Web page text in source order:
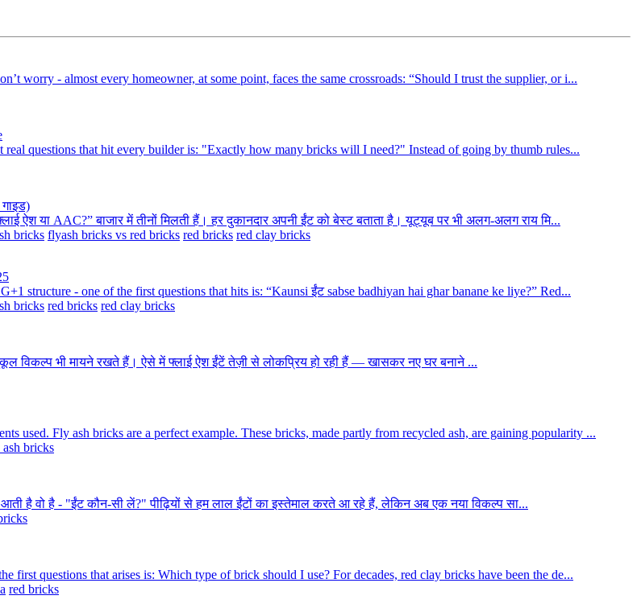
worry - almost every homeowner, at some point, faces the same crossroads: “Should I trust the supplier, or i...
questions that hit every builder is: "Exactly how many bricks will I need?" Instead of going by thumb rules...
या AAC?” बाजार में तीनों मिलती हैं। हर दुकानदार अपनी ईंट को बेस्ट बताता है। यूट्यूब पर भी अलग-अलग राय मि...
bricks flyash bricks vs red bricks red bricks red clay bricks
structure - one of the first questions that hits is: “Kaunsi ईंट sabse badhiyan hai ghar banane ke liye?” Red...
bricks red bricks red clay bricks
विकल्प भी मायने रखते हैं। ऐसे में फ्लाई ऐश ईंटें तेज़ी से लोकप्रिय हो रही हैं — खासकर नए घर बनाने ...
used. Fly ash bricks are a perfect example. These bricks, made partly from recycled ash, are gaining popularity ...
bricks
है वो है - "ईंट कौन-सी लें?" पीढ़ियों से हम लाल ईंटों का इस्तेमाल करते आ रहे हैं, लेकिन अब एक नया विकल्प सा...
questions that arises is: Which type of brick should I use? For decades, red clay bricks have been the de...
red bricks